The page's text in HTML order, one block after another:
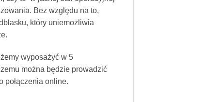
Bez względu na to,
który uniemożliwia
wyposażyć w 5
można będzie prowadzić
połączenia online.